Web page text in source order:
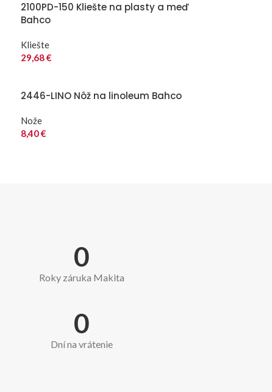
2100PD-150 Kliešte na plasty a meď
Bahco
Kliešte
29,68€
2446-LINO Nôž na linoleum Bahco
Nože
8,40€
0
Roky záruka Makita
0
Dní na vrátenie